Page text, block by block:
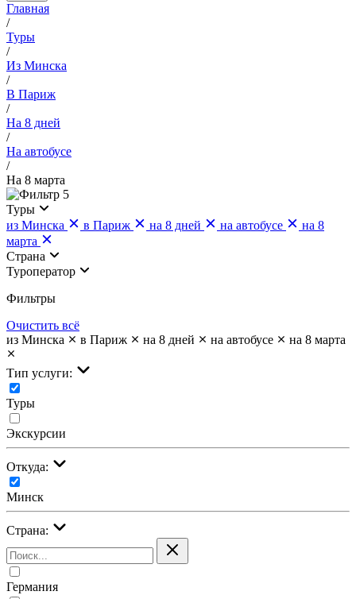
Главная
/
Туры
/
Из Минска
/
В Париж
/
На 8 дней
/
На автобусе
/
На 8 марта
5
Туры
из Минска
в Париж на 8 дней на автобусе
на 8
марта
Страна
Туроператор
Фильтры
Очистить всё
из Минска
в Париж на 8 дней на автобусе на 8 марта
Тип услуги:
Туры
Экскурсии
Откуда:
Минск
Страна:
Германия